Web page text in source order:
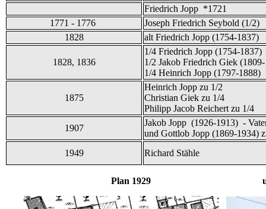
Friedrich Jopp *1721
1771 - 1776
Joseph Friedrich Seybold (1/2)
1828
alt Friedrich Jopp (1754-1837)
1828, 1836
1/4 Friedrich Jopp (1754-1837)
1/2 Jakob Friedrich Giek
1/4 Heinrich Jopp (1797-1888)
1875
Heinrich Jopp zu 1/2
Christian Giek zu 1/4
Philipp Jacob Reichert zu 1/4
1907
Jakob Jopp (1926-1913) -
und Gottlob Jopp (1869-1934)
1949
Richard Stähle
Plan 1929 und